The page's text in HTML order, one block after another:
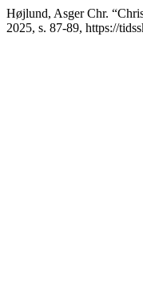
Højlund, Asger Chr.
2025, s. 87-89, https://